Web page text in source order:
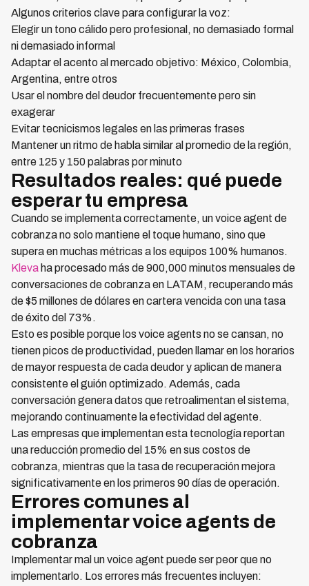
Algunos criterios clave para configurar la voz:
Elegir un tono cálido pero profesional, no demasiado formal
ni demasiado informal
Adaptar el acento al mercado objetivo: México, Colombia,
Argentina, entre otros
Usar el nombre del deudor frecuentemente pero sin
exagerar
Evitar tecnicismos legales en las primeras frases
Mantener un ritmo de habla similar al promedio de la región,
entre 125 y 150 palabras por minuto
Resultados reales: qué puede
esperar tu empresa
Cuando se implementa correctamente, un voice agent de
cobranza no solo mantiene el toque humano, sino que
supera en muchas métricas a los equipos 100% humanos.
Kleva ha procesado más de 900,000 minutos mensuales de
conversaciones de cobranza en LATAM, recuperando más
de $5 millones de dólares en cartera vencida con una tasa
de éxito del 73%.
Esto es posible porque los voice agents no se cansan, no
tienen picos de productividad, pueden llamar en los horarios
de mayor respuesta de cada deudor y aplican de manera
consistente el guión optimizado. Además, cada
conversación genera datos que retroalimentan el sistema,
mejorando continuamente la efectividad del agente.
Las empresas que implementan esta tecnología reportan
una reducción promedio del 15% en sus costos de
cobranza, mientras que la tasa de recuperación mejora
significativamente en los primeros 90 días de operación.
Errores comunes al
implementar voice agents de
cobranza
Implementar mal un voice agent puede ser peor que no
implementarlo. Los errores más frecuentes incluyen: